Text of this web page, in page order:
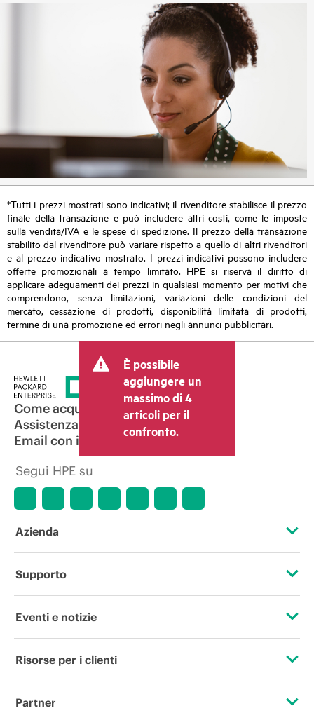
*Tutti i prezzi mostrati sono indicativi; il rivenditore stabilisce il prezzo
finale della transazione e può includere altri costi, come le imposte
sulla vendita/IVA e le spese di spedizione. Il prezzo della transazione
stabilito dal rivenditore può variare rispetto a quello di altri rivenditori
e al prezzo indicativo mostrato. I prezzi indicativi possono includere
offerte promozionali a tempo limitato. HPE si riserva il diritto di
applicare adeguamenti dei prezzi in qualsiasi momento per motivi che
comprendono, senza limitazioni, variazioni delle condizioni del
mercato, cessazione di prodotti, disponibilità limitata di prodotti,
termine di una promozione ed errori negli annunci pubblicitari.
È possibile
aggiungere un
massimo di 4
articoli per il
confronto.
Come acquistare
Assistenza per i prodotti
Email con il commerciale
Segui HPE su
Azienda
Informazioni su HPE
Responsabilità aziendale
HPE Labs
Supporto
Operational support services
Eventi e notizie
Eventi
Risorse per i clienti
Contattaci
Partner